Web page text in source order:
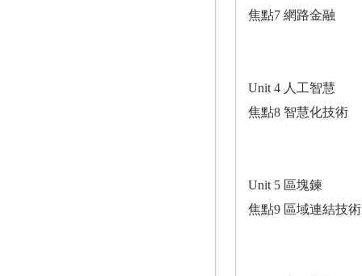
焦點7 網路金融
Unit 4 人工智慧
焦點8 智慧化技術
Unit 5 區塊鍊
焦點9 區域連結技術